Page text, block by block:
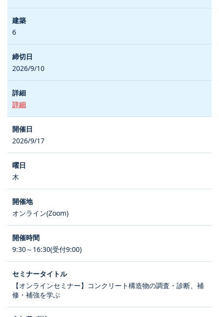
6
2026/9/10
詳細
2026/9/17
木
オンライン(Zoom)
9:30～16:30(受付9:00)
【オンラインセミナー】コンクリート構造物の調査・診断、補
修・補強を学ぶ